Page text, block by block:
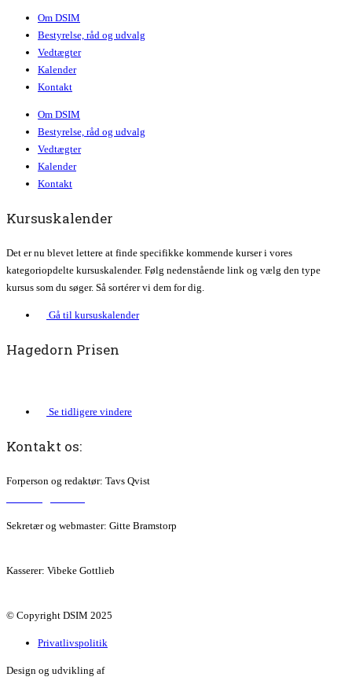
Om DSIM
Bestyrelse, råd og udvalg
Vedtægter
Kalender
Kontakt
Om DSIM
Bestyrelse, råd og udvalg
Vedtægter
Kalender
Kontakt
Kursuskalender
Det er nu blevet lettere at finde specifikke kommende kurser i vores
kategoriopdelte kursuskalender. Følg nedenstående link og vælg den type
kursus som du søger. Så sortérer vi dem for dig.
Gå til kursuskalender
Hagedorn Prisen
Se tidligere vindere
Kontakt os:
Forperson og redaktør: Tavs Qvist
Sekretær og webmaster: Gitte Bramstorp
Kasserer: Vibeke Gottlieb
© Copyright DSIM 2025
Privatlivspolitik
Design og udvikling af